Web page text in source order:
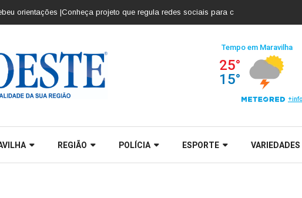
|Conheça projeto que regula redes sociais para crianças e adolescentes |
REGIÃO POLÍCIA ESPORTE VARIEDADES